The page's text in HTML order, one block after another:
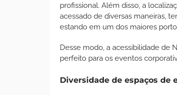
profissional. Além disso, a
acessado de diversas maneiras,
estando em um dos maiores
Desse modo, a acessibilidade de
perfeito para os eventos
Diversidade de espaços de